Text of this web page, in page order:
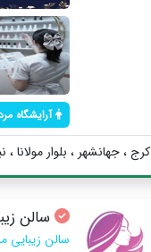
آرایشگاه
کرج ، جهانشهر ، بلوار مولانا
سالن
سالن